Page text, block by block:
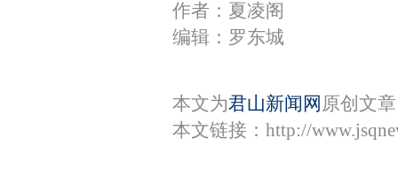
作者：夏凌阁
编辑：罗东城
本文为君山新闻网 原创文
本文链接： http://